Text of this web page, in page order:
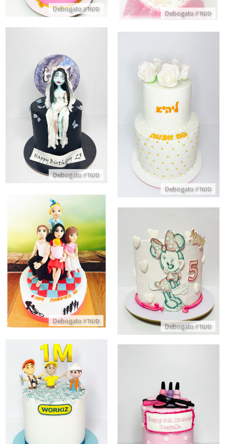
סטודיו Debogato סטודיו Debogato
סטודיו Debogato
עוגה מעוצבת בסגנון חתונת
התקשר/י
סטודיו Debogato
עוגת בת מצווה קלאסית כשרה עם עיצוב פרחים
התקשר/י
סטודיו Debogato
עוגה מבצק סוכר ליום המשפחה
התקשר/י
סטודיו Debogato
עוגת מיני מאוס כשרה
התקשר/י
עוגה מעוצבת חגיגות המיליון
התקשר/י עוגת איפור מעוצבת וכשרה
התקשר/י